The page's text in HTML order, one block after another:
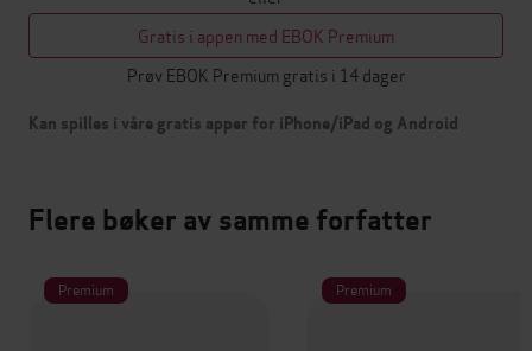
Gratis i appen med EBOK Premium
Prøv EBOK Premium gratis i 14 dager
Kan spilles i våre gratis apper for iPhone/iPad og Android
Flere bøker av samme forfatter
Premium Premium